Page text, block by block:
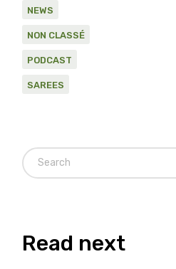
NEWS
NON CLASSÉ
PODCAST
SAREES
Read next